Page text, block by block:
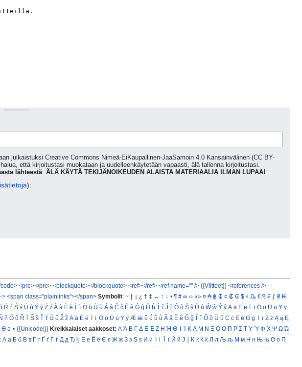
julkaistuksi Creative Commons Nimeä-EiKaupallinen-JaaSamoin 4.0 Kansainvälinen (CC BY-
että kirjoitustasi muokataan ja uudelleenkäytetään vapaasti, älä tallenna kirjoitustasi.
lähteestä. ÄLÄ KÄYTÄ TEKIJÄNOIKEUDEN ALAISTA MATERIAALIA ILMAN LUPAA!
):
<pre></pre> <blockquote></blockquote> <ref></ref> <ref name="" /> {{Viitteet}} <references />
> <span class="plainlinks"></span> Symbolit: ~ | ¡ ¿ † ‡ ↔ ↑ ↓ • ¶ # ∞ ‹› «» ¤ ₳ ฿ ₵ ¢ ₡ ₢ $ ₫ ₯ € ₠ ₣ ƒ ₴ ₭
Ŕ ŕ Ś ś Ú ú Ý ý Ź ź À à È è Ì ì Ò ò Ù ù Â â Ĉ ĉ Ê ê Ĝ ĝ Ĥ ĥ Î î Ĵ ĵ Ô ô Ŝ ŝ Û û Ŵ ŵ Ŷ ŷ Ä ä Ë ë Ï ï Ö ö Ü ü Ÿ ÿ
ň Ǒ ǒ Ř ř Š š Ť ť Ǔ ǔ Ž ž Ā ā Ē ē Ī ī Ō ō Ū ū Ȳ ȳ Ǣ ǣ ǖ ǘ ǚ ǜ Ă ă Ĕ ĕ Ğ ğ Ĭ ĭ Ŏ ŏ Ŭ ŭ Ċ ċ Ė ė Ġ ġ İ ı Ż ż Ą ą Ę
Ə ə • {{Unicode|}} Kreikkalaiset aakkoset: Α Ά Β Γ Δ Ε Έ Ζ Η Ή Θ Ι Ί Κ Λ Μ Ν Ξ Ο Ό Π Ρ Σ Τ Υ Ύ Φ Χ Ψ Ω Ώ
А а Б б В в Г г Ґ ґ Ѓ ѓ Д д Ђ ђ Е е Ё ё Є є Ж ж З з Ѕ ѕ И и І і Ї ї Й й Ј ј К к Ќ ќ Л л Љ љ М м Н н Њ њ О о П